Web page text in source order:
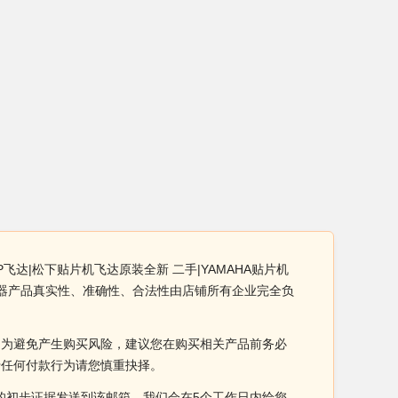
达|松下贴片机飞达原装全新 二手|YAMAHA贴片机
品真实性、准确性、合法性由店铺所有企业完全负
避免产生购买风险，建议您在购买相关产品前务必
何付款行为请您慎重抉择。